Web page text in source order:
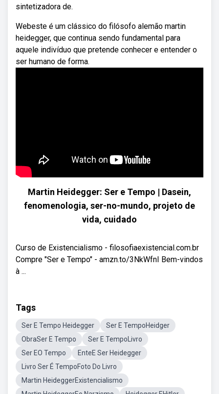
sintetizadora de.
Webeste é um clássico do filósofo alemão martin
heidegger, que continua sendo fundamental para
aquele indivíduo que pretende conhecer e entender o
ser humano de forma.
Martin Heidegger: Ser e Tempo | Dasein,
fenomenologia, ser-no-mundo, projeto de
vida, cuidado
Curso de Existencialismo - filosofiaexistencial.com.br
Compre "Ser e Tempo" - amzn.to/3NkWfnI Bem-vindos
à ...
Tags
Ser E Tempo Heidegger
Ser E TempoHeidger
ObraSer E Tempo
Ser E TempoLivro
Ser EO Tempo
EnteE Ser Heidegger
Livro Ser É TempoFoto Do Livro
Martin HeideggerExistencialismo